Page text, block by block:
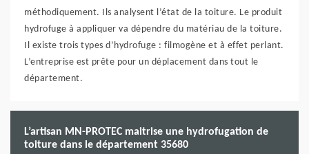
méthodiquement. Ils analysent l’état de la toiture. Le produit
hydrofuge à appliquer va dépendre du matériau de la toiture.
Il existe trois types d’hydrofuge : filmogène et à effet perlant.
L’entreprise est prête pour un déplacement dans tout le
département.
L’artisan MN-PROTEC maitrise une hydrofugation de
toiture dans le département 35680